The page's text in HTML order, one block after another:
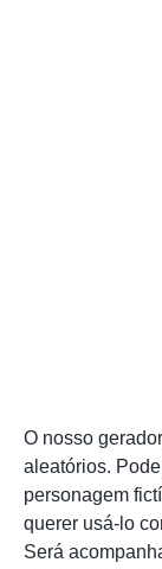
O nosso
aleatórios.
personagem
querer usá-lo
Será